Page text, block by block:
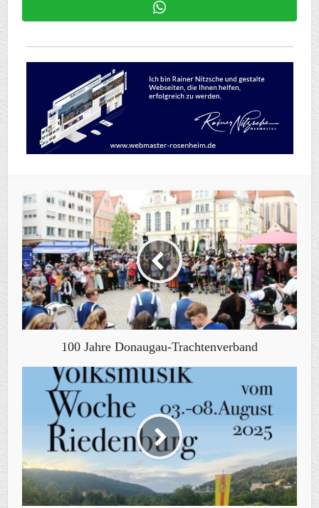
100 Jahre Donaugau-Trachtenverband